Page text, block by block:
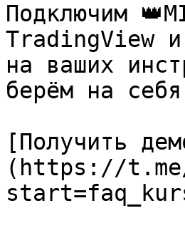
Подключим
TradingView
на ваших
берём на
[Получить
(https://